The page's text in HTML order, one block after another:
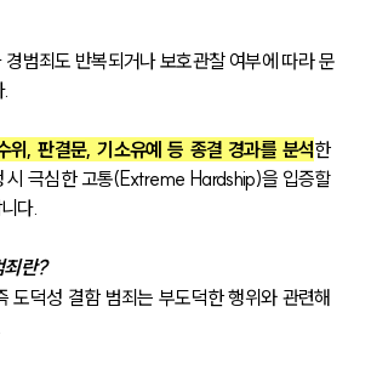
경범죄도 반복되거나 보호관찰 여부에 따라 문
위, 판결문, 기소유예 등 종결 경과를 분석한
시 극심한 고통(Extreme Hardship)을 입증할
다.
죄란?
도덕성 결함 범죄는 부도덕한 행위와 관련해